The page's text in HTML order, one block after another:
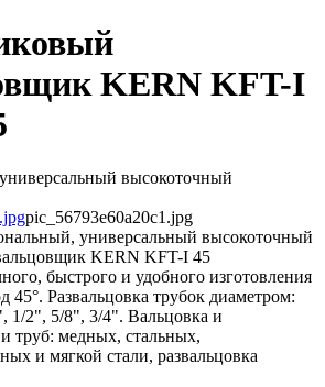
KERN KFT-I
высокоточный
pic_56793e60a20c1.jpg
универсальный высокоточный
KERN KFT-I 45
быстрого и удобного изготовления
45°. Развальцовка трубок диаметром:
1/2", 5/8", 3/4". Вальцовка и
труб: медных, стальных,
и мягкой стали, развальцовка